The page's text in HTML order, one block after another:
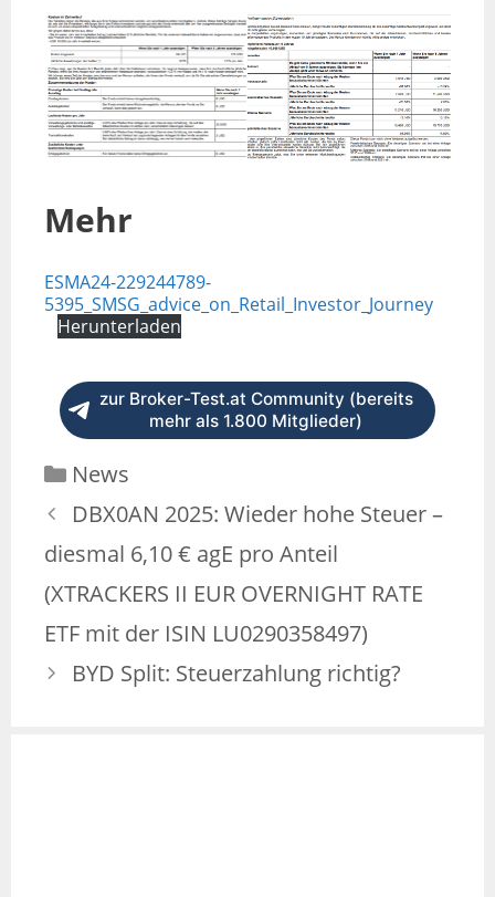
Mehr
ESMA24-229244789-
5395_SMSG_advice_on_Retail_Investor_Journey
Herunterladen
zur Broker-Test.at Community (bereits
mehr als 1.800 Mitglieder)
News
DBX0AN 2025: Wieder hohe Steuer –
diesmal 6,10 € agE pro Anteil
(XTRACKERS II EUR OVERNIGHT RATE
ETF mit der ISIN LU0290358497)
BYD Split: Steuerzahlung richtig?